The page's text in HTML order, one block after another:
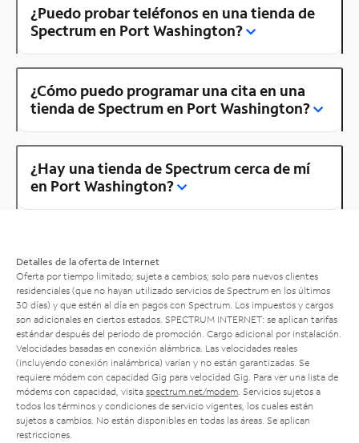
¿Puedo probar teléfonos en una tienda de
Spectrum en Port Washington?
¿Cómo puedo programar una cita en una
tienda de Spectrum en Port Washington?
¿Hay una tienda de Spectrum cerca de mí
en Port Washington?
Detalles de la oferta de Internet
Oferta por tiempo limitado; sujeta a cambios; solo para nuevos clientes
residenciales (que no hayan utilizado servicios de Spectrum en los últimos
30 días) y que estén al día en pagos con Spectrum. Los impuestos y cargos
son adicionales en ciertos estados. SPECTRUM INTERNET: se aplican tarifas
estándar después del período de promoción. Cargo adicional por instalación.
Velocidades basadas en conexión alámbrica. Las velocidades reales
(incluyendo conexión inalámbrica) varían y no están garantizadas. Se
requiere módem con capacidad Gig para velocidad Gig. Para ver una lista de
módems con capacidad, visita spectrum.net/modem . Servicios sujetos a
todos los términos y condiciones de servicio vigentes, los cuales están
sujetos a cambios. No están disponibles en todas las áreas. Se aplican
restricciones.